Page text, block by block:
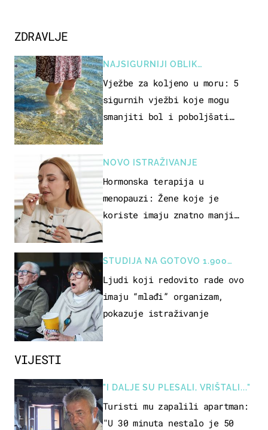
VIJESTI
"I DALJE SU PLESALI, VRIŠTALI..."
Turisti mu zapalili apartman:
"U 30 minuta nestalo je 50
ZDRAVLJE
NAJSIGURNIJI OBLIK
REKREACIJE
Vježbe za koljeno u moru: 5
sigurnih vježbi koje mogu
smanjiti bol i poboljšati
NOVO ISTRAŽIVANJE
Hormonska terapija u
menopauzi: Žene koje je
koriste imaju znatno manji
STUDIJA NA GOTOVO 1.900
OSOBA
Ljudi koji redovito rade ovo
imaju “mlađi” organizam,
pokazuje istraživanje